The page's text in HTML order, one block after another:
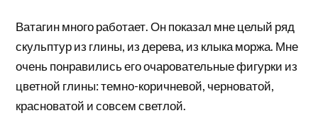
Ватагин много работает. Он показал мне целый ряд
скульптур из глины, из дерева, из клыка моржа. Мне
очень понравились его очаровательные фигурки из
цветной глины: темно-коричневой, черноватой,
красноватой и совсем светлой.